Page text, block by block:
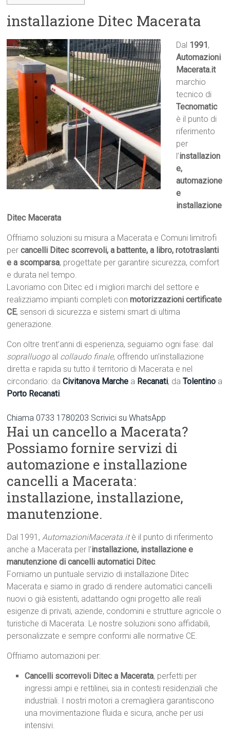
installazione Ditec Macerata
Dal 1991 ,
Automazioni
Macerata.it
marchio
tecnico di
Tecnomatic
è il punto di
riferimento
per
l’installazion
e,
automazione
e
installazione
Ditec Macerata
Offriamo soluzioni su misura a Macerata e Comuni limitrofi
percancelli Ditec scorrevoli, a battente, a libro, rototraslanti
e a scomparsa, progettate per garantire sicurezza, comfort
e durata nel tempo.
Lavoriamo con Ditec ed i migliori marchi del settore e
realizziamo impianti completi conmotorizzazioni certificate
CE, sensori di sicurezza e sistemi smart di ultima
generazione.
Con oltre trent’anni di esperienza, seguiamo ogni fase: dal
sopralluogo al collaudo finale, offrendo un’installazione
diretta e rapida su tutto il territorio di Macerata e nel
circondario: daCivitanova Marche a Recanati, daTolentino a
Porto Recanati.
Chiama 0733 1780203 Scrivici su WhatsApp
Hai un cancello a Macerata?
Possiamo fornire servizi di
automazione e installazione
cancelli a Macerata:
installazione, installazione,
manutenzione.
Dal 1991,AutomazioniMacerata.itè il punto di riferimento
anche a Macerata per l’installazione, installazione e
manutenzione di cancelli automatici Ditec.
Forniamo un puntuale servizio di installazione Ditec
Macerata e siamo in grado di rendere automatici cancelli
nuovi o già esistenti, adattando ogni progetto alle reali
esigenze di privati, aziende, condomini e strutture agricole o
turistiche di Macerata. Le nostre soluzioni sono affidabili,
personalizzate e sempre conformi alle normative CE.
Offriamo automazioni per:
Cancelli scorrevoli Ditec a Macerata, perfetti per
ingressi ampi e rettilinei, sia in contesti residenziali che
industriali. I nostri motori a cremagliera garantiscono
una movimentazione fluida e sicura, anche per usi
intensivi.